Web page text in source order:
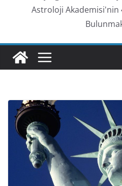
Astroloji Akademisi'nin